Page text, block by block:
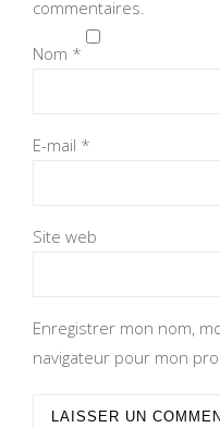
commentaires.
Nom *
E-mail *
Site web
Enregistrer mon nom,
navigateur pour mon